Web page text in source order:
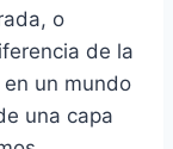
o
de la
un mundo
una capa